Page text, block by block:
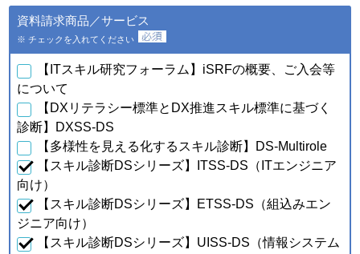
ａ．会員のお申し込みに伴
い取得した個人情報
品・サービスの提供・改良
・提供している商品・サービ
スに関連した情報やアンケー
ｂ．資料請求・問合せに伴
い取得した個人情報
・資料請求、お問合せに対す
・ご購入・ご登録いただいた
商品・サービスの配送・提
供・代金回収のため
品・サービスの提供・改良
や、新たなサービスを開発す
・提供している商品・サービ
資料請求商品／サービス
※ チェックを入れてください
【ITスキル研究フォーラム】iSRFの概要、ご入会等
について
【DXリテラシー標準とDX推進スキル標準に基づく
診断】DXSS-DS
【多様性を見える化するスキル診断】DS-Multirole
【スキル診断DSシリーズ】ITSS-DS（ITエンジニア
向け）
【スキル診断DSシリーズ】ETSS-DS（組込みエン
ジニア向け）
【スキル診断DSシリーズ】UISS-DS（情報システム